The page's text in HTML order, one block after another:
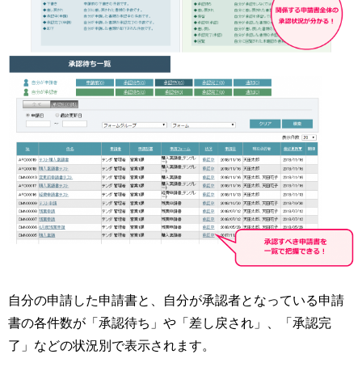
自分の申請した申請書と、自分が承認者となっている申請
書の各件数が「承認待ち」や「差し戻され」、「承認完
了」などの状況別で表示されます。